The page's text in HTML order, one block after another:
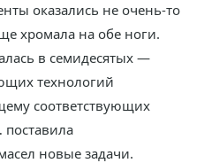
оказались не очень-то
хромала на обе ноги.
в семидесятых —
технологий
соответствующих
новые задачи.